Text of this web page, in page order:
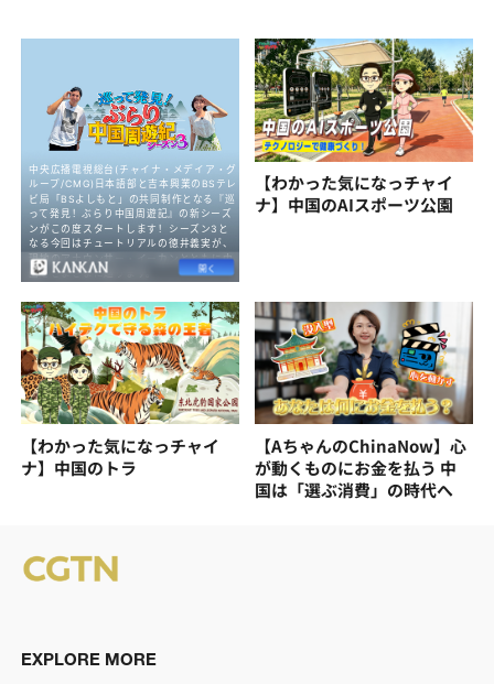
【わかった気になっチャイ
ナ】中国のAIスポーツ公園
【わかった気になっチャイ
ナ】中国のトラ
【AちゃんのChinaNow】心
が動くものにお金を払う 中
国は「選ぶ消費」の時代へ
EXPLORE MORE